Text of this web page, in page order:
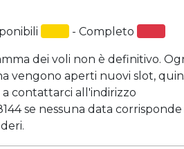
- Completo
dei voli non è definitivo.
vengono aperti nuovi slot,
a contattarci all'indirizzo
se nessuna data corrisponde